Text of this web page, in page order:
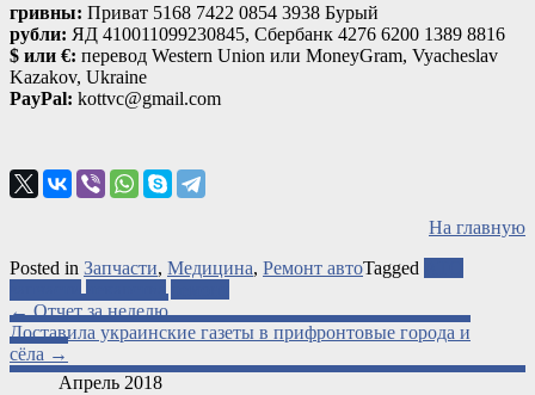
гривны: Приват 5168 7422 0854 3938 Бурый
рубли: ЯД 410011099230845, Сбербанк 4276 6200 1389 8816
$ или €: перевод Western Union или MoneyGram, Vyacheslav
Kazakov, Ukraine
PayPal: kottvc@gmail.com
На главную
Posted in Запчасти, Медицина, Ремонт автоTagged
Post
navigation
←Отчет за неделю
Доставила украинские газеты в прифронтовые города и
сёла →
Апрель 2018